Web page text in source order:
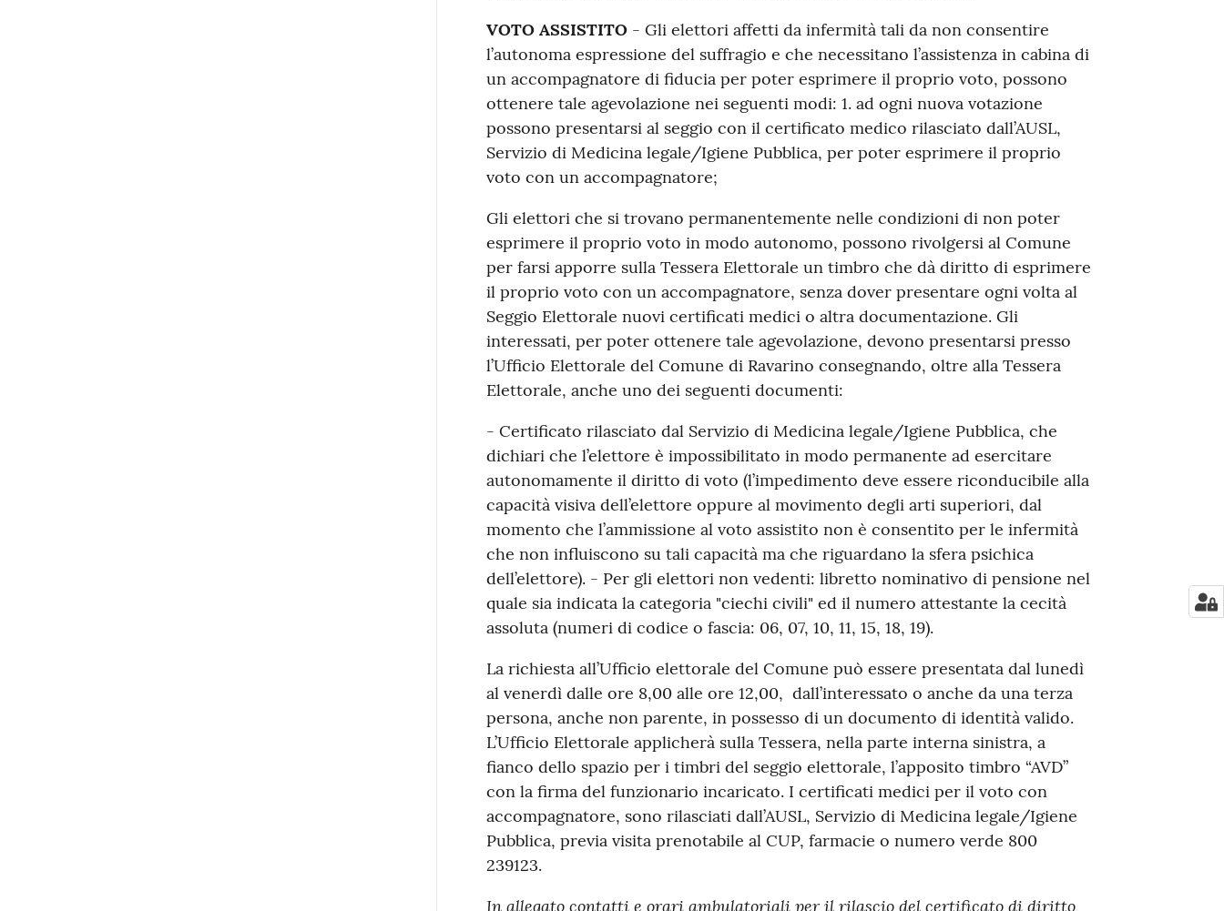
VOTO ASSISTITO- Gli elettori affetti da infermità tali da non consentire
l’autonoma espressione del suffragio e che necessitano l’assistenza in cabina di
un accompagnatore di fiducia per poter esprimere il proprio voto, possono
ottenere tale agevolazione nei seguenti modi: 1. ad ogni nuova votazione
possono presentarsi al seggio con il certificato medico rilasciato dall’AUSL,
Servizio di Medicina legale/Igiene Pubblica, per poter esprimere il proprio
voto con un accompagnatore;
Gli elettori che si trovano permanentemente nelle condizioni di non poter
esprimere il proprio voto in modo autonomo, possono rivolgersi al Comune
per farsi apporre sulla Tessera Elettorale un timbro che dà diritto di esprimere
il proprio voto con un accompagnatore, senza dover presentare ogni volta al
Seggio Elettorale nuovi certificati medici o altra documentazione. Gli
interessati, per poter ottenere tale agevolazione, devono presentarsi presso
l’Ufficio Elettorale del Comune di Ravarino consegnando, oltre alla Tessera
Elettorale, anche uno dei seguenti documenti:
- Certificato rilasciato dal Servizio di Medicina legale/Igiene Pubblica, che
dichiari che l’elettore è impossibilitato in modo permanente ad esercitare
autonomamente il diritto di voto (l’impedimento deve essere riconducibile alla
capacità visiva dell’elettore oppure al movimento degli arti superiori, dal
momento che l’ammissione al voto assistito non è consentito per le infermità
che non influiscono su tali capacità ma che riguardano la sfera psichica
dell’elettore). - Per gli elettori non vedenti: libretto nominativo di pensione nel
quale sia indicata la categoria "ciechi civili" ed il numero attestante la cecità
assoluta (numeri di codice o fascia: 06, 07, 10, 11, 15, 18, 19).
La richiesta all’Ufficio elettorale del Comune può essere presentata dal lunedì
al venerdì dalle ore 8,00 alle ore 12,00, dall’interessato o anche da una terza
persona, anche non parente, in possesso di un documento di identità valido.
L’Ufficio Elettorale applicherà sulla Tessera, nella parte interna sinistra, a
fianco dello spazio per i timbri del seggio elettorale, l’apposito timbro “AVD”
con la firma del funzionario incaricato. I certificati medici per il voto con
accompagnatore, sono rilasciati dall’AUSL, Servizio di Medicina legale/Igiene
Pubblica, previa visita prenotabile al CUP, farmacie o numero verde 800
239123.
In allegato contatti e orari ambulatoriali per il rilascio del certificato di diritto